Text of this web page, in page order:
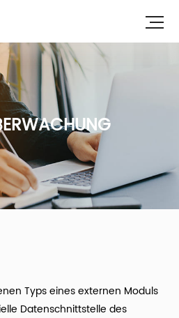
Typs eines externen Moduls
Datenschnittstelle des